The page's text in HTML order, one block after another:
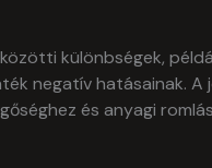
különbségek,
negatív hatásainak. A
és anyagi